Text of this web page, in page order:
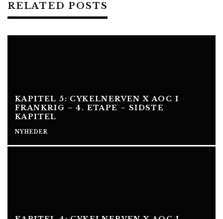
RELATED POSTS
KAPITEL 5: CYKELNERVEN X AOC I
FRANKRIG – 4. ETAPE – SIDSTE
KAPITEL
NYHEDER